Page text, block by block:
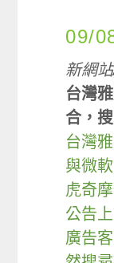
09/
新網
台灣
合，
台灣
與微
虎奇
公告
廣告